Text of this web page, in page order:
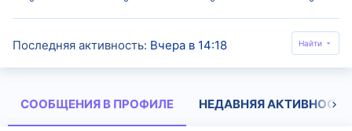
Последняя активность Вчера в 14:18 Найти
СООБЩЕНИЯ В ПРОФИЛЕ НЕДАВНЯЯ АКТИВНОСТЬ